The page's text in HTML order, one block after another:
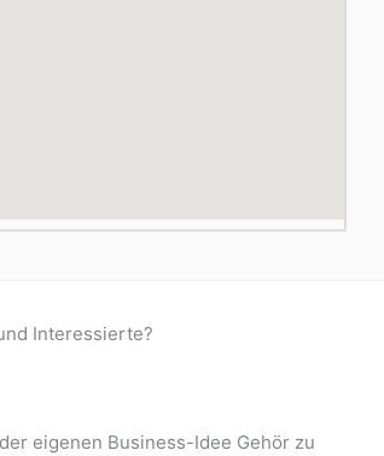
Interessierte?
eigenen Business-Idee Gehör zu